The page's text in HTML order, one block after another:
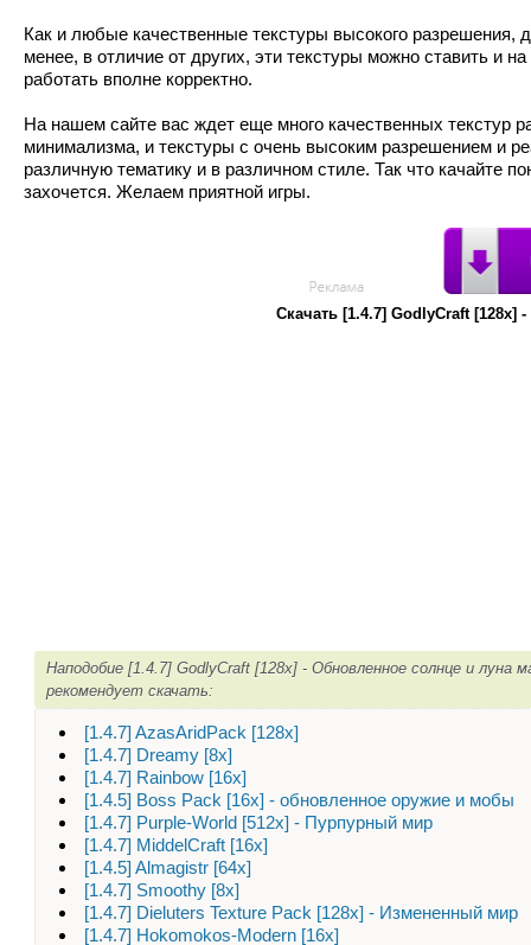
Как и любые качественные текстуры высокого
менее, в отличие от других, эти текстуры можно ставить и
работать вполне корректно.
На нашем сайте вас ждет еще много качественных текстур
минимализма, и текстуры с очень высоким разрешением и
различную тематику и в различном стиле. Так что качайте
захочется. Желаем приятной игры.
Скачать [1.4.7] GodlyCraft
Наподобие [1.4.7] GodlyCraft [128x] - Обновленное солнце и луна
рекомендует скачать:
[1.4.7] AzasAridPack [128x]
[1.4.7] Dreamy [8x]
[1.4.7] Rainbow [16x]
[1.4.5] Boss Pack [16x] - обновленное оружие и мобы
[1.4.7] Purple-World [512x] - Пурпурный мир
[1.4.7] MiddelCraft [16x]
[1.4.5] Almagistr [64x]
[1.4.7] Smoothy [8x]
[1.4.7] Dieluters Texture Pack [128x] - Измененный мир
[1.4.7] Hokomokos-Modern [16x]